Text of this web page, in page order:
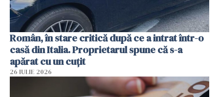
Român, în stare critică după ce a intrat într-o
casă din Italia. Proprietarul spune că s-a
apărat cu un cuțit
26 IULIE 2026